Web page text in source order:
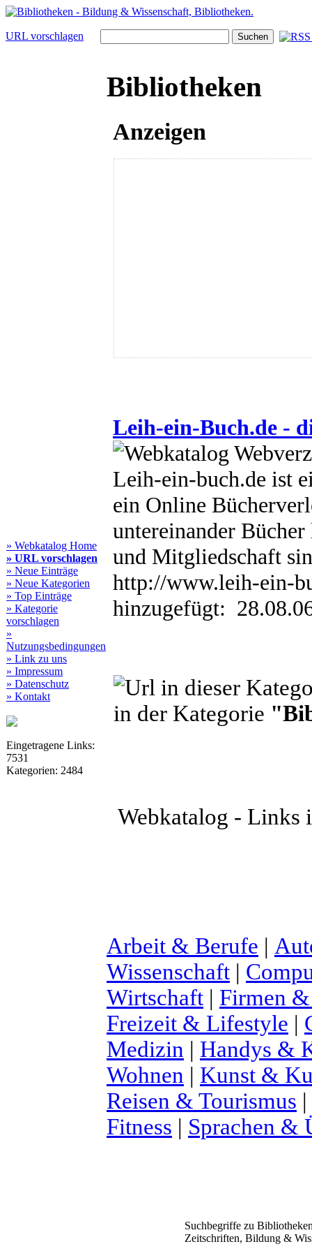
URL vorschlagen
» Webkatalog Home
» URL vorschlagen
» Neue Einträge
» Neue Kategorien
» Top Einträge
» Kategorie
vorschlagen
»
Nutzungsbedingungen
» Link zu uns
» Impressum
» Datenschutz
» Kontakt
Eingetragene Links:
7531
Kategorien: 2484
Bibliotheken
Anzeigen
Leih-ein-Buch.de -
Leih-ein-buch.de ist
ein Online
untereinander
und Mitgliedschaft
http://www.leih-ein-
hinzugefügt:
in der Kategorie
Webkatalog - Links
Arbeit & Berufe |
Wissenschaft |
Wirtschaft | Firmen
Freizeit & Lifestyle |
Medizin | Handys &
Wohnen | Kunst &
Reisen & Tourismus |
Fitness | Sprachen &
Suchbegriffe zu
Zeitschriften, Bildung &